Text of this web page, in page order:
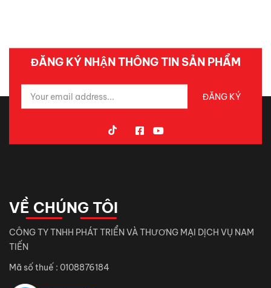
ĐĂNG KÝ NHẬN THÔNG TIN SẢN PHẨM
VỀ CHÚNG TÔI
CÔNG TY TNHH PHÁT TRIỂN VÀ THƯƠNG MẠI DỊCH VỤ NAM
TIẾN
Mã số thuế : 0108876184